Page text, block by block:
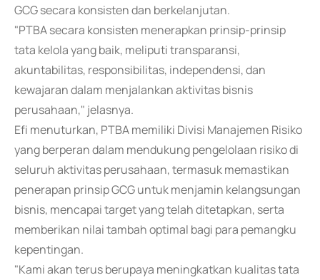
GCG secara konsisten dan berkelanjutan.
"PTBA secara konsisten menerapkan prinsip-prinsip
tata kelola yang baik, meliputi transparansi,
akuntabilitas, responsibilitas, independensi, dan
kewajaran dalam menjalankan aktivitas bisnis
perusahaan," jelasnya.
Efi menuturkan, PTBA memiliki Divisi Manajemen Risiko
yang berperan dalam mendukung pengelolaan risiko di
seluruh aktivitas perusahaan, termasuk memastikan
penerapan prinsip GCG untuk menjamin kelangsungan
bisnis, mencapai target yang telah ditetapkan, serta
memberikan nilai tambah optimal bagi para pemangku
kepentingan.
"Kami akan terus berupaya meningkatkan kualitas tata